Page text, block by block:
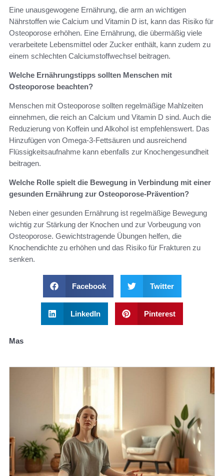
Eine unausgewogene Ernährung, die arm an wichtigen
Nährstoffen wie Calcium und Vitamin D ist, kann das Risiko für
Osteoporose erhöhen. Eine Ernährung, die übermäßig viele
verarbeitete Lebensmittel oder Zucker enthält, kann zudem zu
einem schlechten Calciumstoffwechsel beitragen.
Welche Ernährungstipps sollten Menschen mit
Osteoporose beachten?
Menschen mit Osteoporose sollten regelmäßige Mahlzeiten
einnehmen, die reich an Calcium und Vitamin D sind. Auch die
Reduzierung von Koffein und Alkohol ist empfehlenswert. Das
Hinzufügen von Omega-3-Fettsäuren und ausreichend
Flüssigkeitsaufnahme kann ebenfalls zur Knochengesundheit
beitragen.
Welche Rolle spielt die Bewegung in Verbindung mit einer
gesunden Ernährung zur Osteoporose-Prävention?
Neben einer gesunden Ernährung ist regelmäßige Bewegung
wichtig zur Stärkung der Knochen und zur Vorbeugung von
Osteoporose. Gewichtstragende Übungen helfen, die
Knochendichte zu erhöhen und das Risiko für Frakturen zu
senken.
Facebook Twitter
LinkedIn Pinterest
Mas